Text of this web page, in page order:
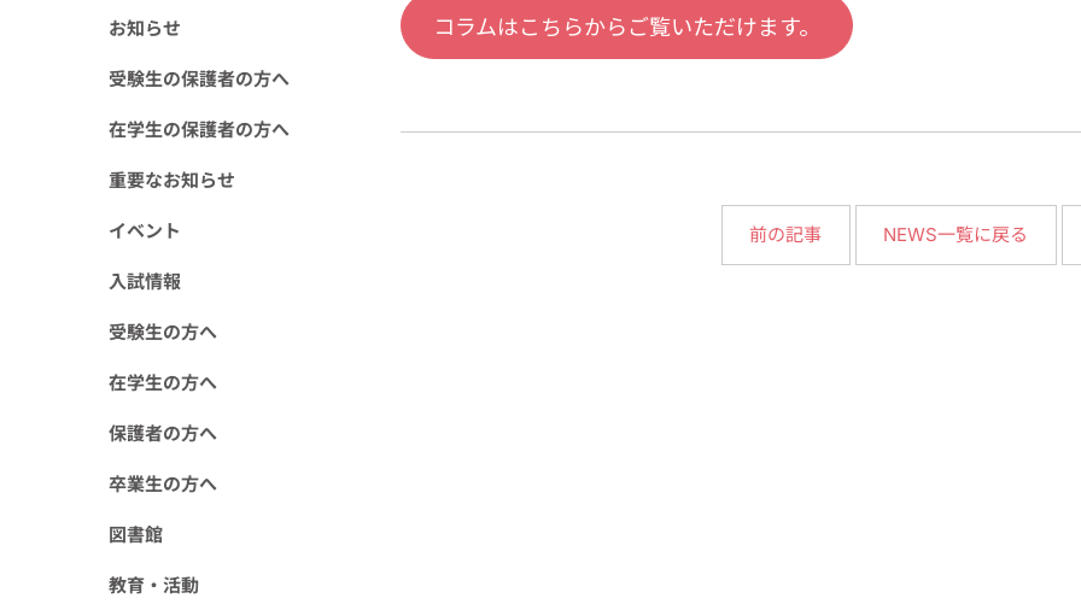
お知らせ
受験生の保護者の方へ
在学生の保護者の方へ
重要なお知らせ
イベント
入試情報
受験生の方へ
在学生の方へ
保護者の方へ
卒業生の方へ
図書館
教育・活動
コラムはこちらからご覧いただけます。
前の記事 NEWS一覧に戻る